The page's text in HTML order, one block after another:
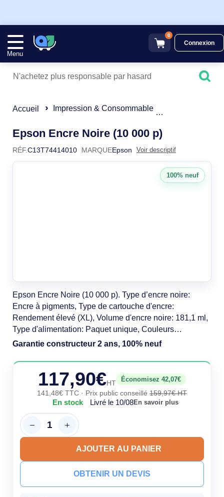
Menu
0
Connexion
Accueil Impression & Consommable
Epson Encre Noire (10 000 p)
RÉF.C13T74414010 MARQUEEpson Voir descriptif
Epson Encre Noire (10 000 p). Type d’encre noire:
Encre à pigments, Type de cartouche d'encre:
Rendement élevé (XL), Volume d'encre noire: 181,1 ml,
Type d'alimentation: Paquet unique, Couleurs
d'impression: Noir, Quantité: 1 pièce(s)
Garantie constructeur 2 ans, 100% neuf
117,90€HT
Économisez 42,07€
141,48€ TTC · Prix public conseillé 159,97€ HT
En stock Livré le 10/08En savoir plus
AJOUTER AU PANIER
OBTENIR UN DEVIS
100% neuf